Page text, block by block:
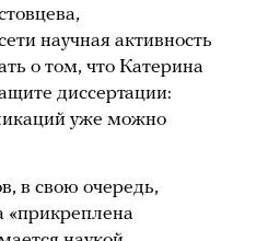
научная активность
о том, что Катерина
диссертации:
уже можно
в свою очередь,
«прикреплена